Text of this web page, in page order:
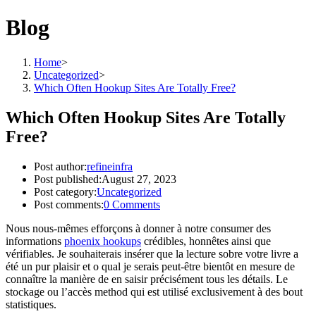
Blog
Home>
Uncategorized>
Which Often Hookup Sites Are Totally Free?
Which Often Hookup Sites Are Totally
Free?
Post author:refineinfra
Post published:August 27, 2023
Post category:Uncategorized
Post comments:0 Comments
Nous nous-mêmes efforçons à donner à notre consumer des
informations phoenix hookups crédibles, honnêtes ainsi que
vérifiables. Je souhaiterais insérer que la lecture sobre votre livre a
été un pur plaisir et o qual je serais peut-être bientôt en mesure de
connaître la manière de en saisir précisément tous les détails. Le
stockage ou l’accès method qui est utilisé exclusivement à des bout
statistiques.